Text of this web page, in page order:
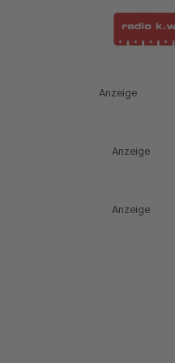
Anzeige
Anzeige
Anzeige